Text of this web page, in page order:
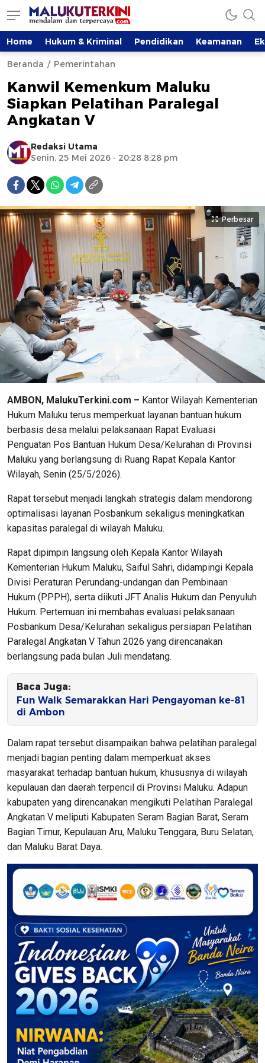
Home Hukum & Kriminal Pendidikan Keamanan
Beranda Pemerintahan
Kanwil Kemenkum Maluku
Siapkan Pelatihan Paralegal
Angkatan V
Redaksi Utama
Senin, 25 Mei 2026 - 20:28 8:28 pm
Perbesar
AMBON, MalukuTerkini.com – Kantor Wilayah Kementerian
Hukum Maluku terus memperkuat layanan bantuan hukum
berbasis desa melalui pelaksanaan Rapat Evaluasi
Penguatan Pos Bantuan Hukum Desa/Kelurahan di Provinsi
Maluku yang berlangsung di Ruang Rapat Kepala Kantor
Wilayah, Senin (25/5/2026).
Rapat tersebut menjadi langkah strategis dalam mendorong
optimalisasi layanan Posbankum sekaligus meningkatkan
kapasitas paralegal di wilayah Maluku.
Rapat dipimpin langsung oleh Kepala Kantor Wilayah
Kementerian Hukum Maluku, Saiful Sahri, didampingi Kepala
Divisi Peraturan Perundang-undangan dan Pembinaan
Hukum (PPPH), serta diikuti JFT Analis Hukum dan Penyuluh
Hukum. Pertemuan ini membahas evaluasi pelaksanaan
Posbankum Desa/Kelurahan sekaligus persiapan Pelatihan
Paralegal Angkatan V Tahun 2026 yang direncanakan
berlangsung pada bulan Juli mendatang.
Baca Juga:
Fun Walk Semarakkan Hari Pengayoman ke-81
di Ambon
Dalam rapat tersebut disampaikan bahwa pelatihan paralegal
menjadi bagian penting dalam memperkuat akses
masyarakat terhadap bantuan hukum, khususnya di wilayah
kepulauan dan daerah terpencil di Provinsi Maluku. Adapun
kabupaten yang direncanakan mengikuti Pelatihan Paralegal
Angkatan V meliputi Kabupaten Seram Bagian Barat, Seram
Bagian Timur, Kepulauan Aru, Maluku Tenggara, Buru Selatan,
dan Maluku Barat Daya.